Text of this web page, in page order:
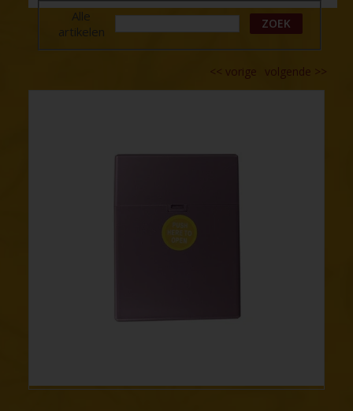
Alle
artikelen
ZOEK
volgende >>
<< vorige